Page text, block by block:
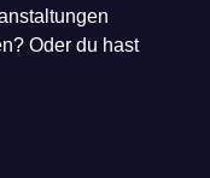
Oder du hast